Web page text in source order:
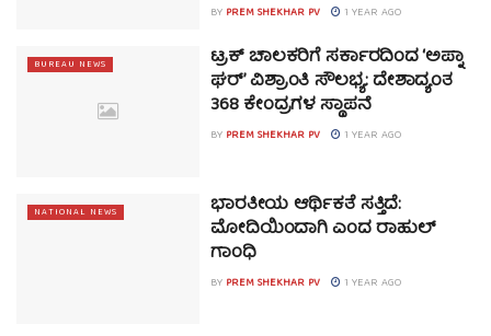
BY PREM SHEKHAR PV 1 YEAR AGO
BUREAU NEWS ಟ್ರಕ್ ಚಾಲಕರಿಗೆ ಸರ್ಕಾರದಿಂದ ‘ಅಪ್ನಾ
ಘರ್’ ವಿಶ್ರಾಂತಿ ಸೌಲಭ್ಯ: ದೇಶಾದ್ಯಂತ
368 ಕೇಂದ್ರಗಳ ಸ್ಥಾಪನೆ
BY PREM SHEKHAR PV 1 YEAR AGO
NATIONAL NEWS ಭಾರತೀಯ ಆರ್ಥಿಕತೆ ಸತ್ತಿದೆ:
ಮೋದಿಯಿಂದಾಗಿ ಎಂದ ರಾಹುಲ್
ಗಾಂಧಿ
BY PREM SHEKHAR PV 1 YEAR AGO